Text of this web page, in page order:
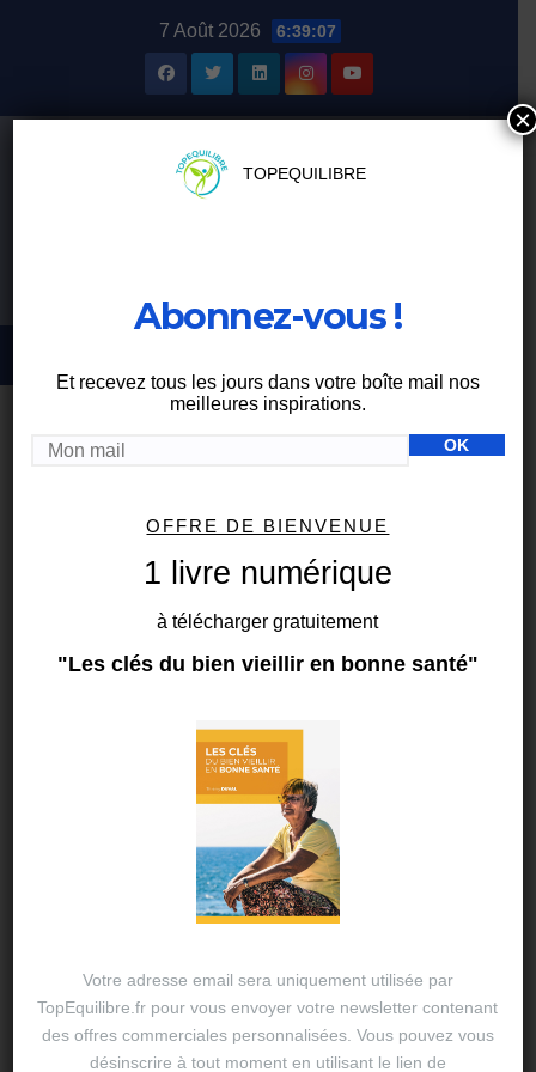
7 Août 2026 6:39:08
L’arôme du bien-être
au naturel
aromatologie,arôme
émotions,naturel,nutrition sensorielle
synergies aromatiques
TOPEQUILIBRE
Abonnez-vous !
Et recevez tous les jours dans votre boîte mail nos
meilleures inspirations.
OFFRE DE BIENVENUE
1 livre numérique
à télécharger gratuitement
"Les clés du bien vieillir en bonne santé"
Votre adresse email sera uniquement utilisée par
TopEquilibre.fr pour vous envoyer votre newsletter contenant
des offres commerciales personnalisées. Vous pouvez vous
désinscrire à tout moment en utilisant le lien de
×